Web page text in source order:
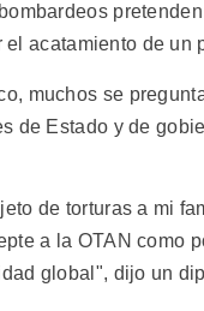
acatamiento de
muchos se
de Estado y de
de torturas a mi
a la OTAN como
global", dijo un